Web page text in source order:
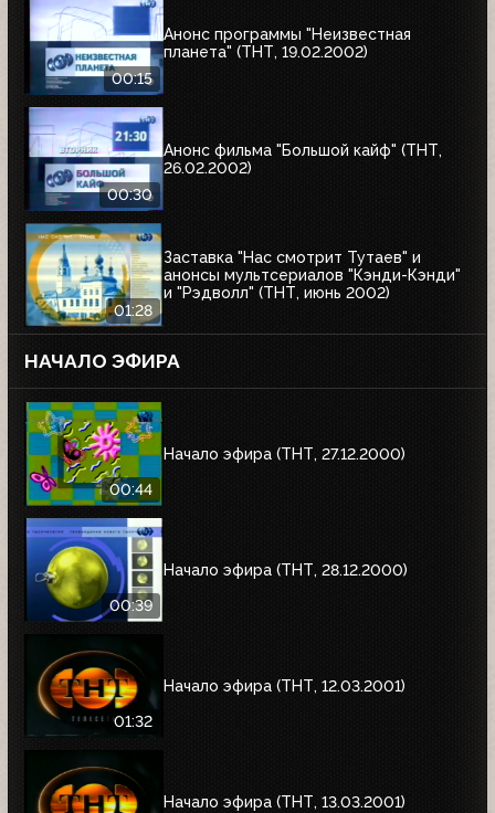
00:15
Анонс программы "Неизвестная
планета" (ТНТ, 19.02.2002)
00:30
Анонс фильма "Большой кайф" (ТНТ,
26.02.2002)
01:28
Заставка "Нас смотрит Тутаев" и
анонсы мультсериалов "Кэнди-Кэнди"
и "Рэдволл" (ТНТ, июнь 2002)
НАЧАЛО ЭФИРА
00:44
Начало эфира (ТНТ, 27.12.2000)
00:39
Начало эфира (ТНТ, 28.12.2000)
01:32
Начало эфира (ТНТ, 12.03.2001)
Начало эфира (ТНТ, 13.03.2001)